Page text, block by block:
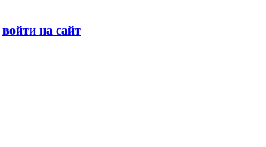
войти на сайт